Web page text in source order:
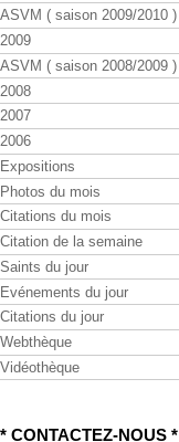
ASVM ( saison 2009/2010 )
2009
ASVM ( saison 2008/2009 )
2008
2007
2006
Expositions
Photos du mois
Citations du mois
Citation de la semaine
Saints du jour
Evénements du jour
Citations du jour
Webthèque
Vidéothèque
* CONTACTEZ-NOUS *